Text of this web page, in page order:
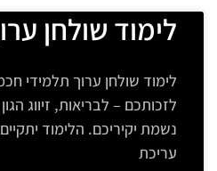
לימוד שולחן
לימוד שולחן ערוך תלמידי
לזכותכם – לבריאות, זיווג
נשמת יקיריכם. הלימוד
עריכת